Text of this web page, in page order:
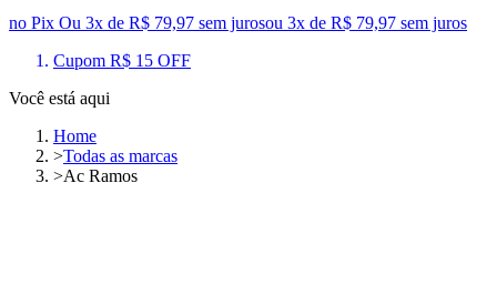
no Pix Ou 3x de R$ 79,97 sem jurosou 3x de R$ 79,97 sem juros
Cupom R$ 15 OFF
Você está aqui
Home
>Todas as marcas
>Ac Ramos